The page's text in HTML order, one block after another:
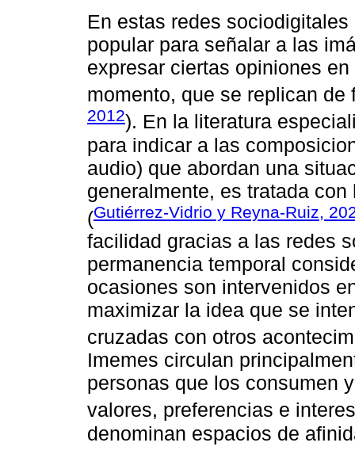
En estas redes
popular para señalar a las
expresar ciertas opiniones
momento, que se replican de
2012). En la literatura
para indicar a las
audio) que abordan una
generalmente, es tratada
(Gutiérrez-Vidrio y Reyna-Ruiz,
facilidad gracias a las redes
permanencia temporal
ocasiones son intervenidos
maximizar la idea que se
cruzadas con otros
Imemes circulan
personas que los consumen
valores, preferencias e
denominan espacios de